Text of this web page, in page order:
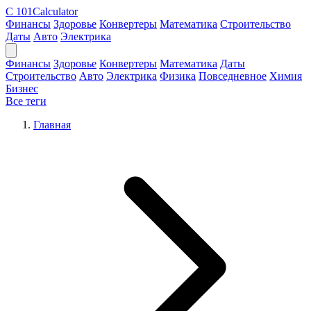
C 101Calculator
Финансы Здоровье Конвертеры Математика Строительство
Даты Авто Электрика
Финансы Здоровье Конвертеры Математика Даты
Строительство Авто Электрика Физика Повседневное Химия
Бизнес
Все теги
Главная